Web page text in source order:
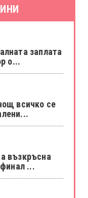
заплата
о...
всичко се
възкръсна
...